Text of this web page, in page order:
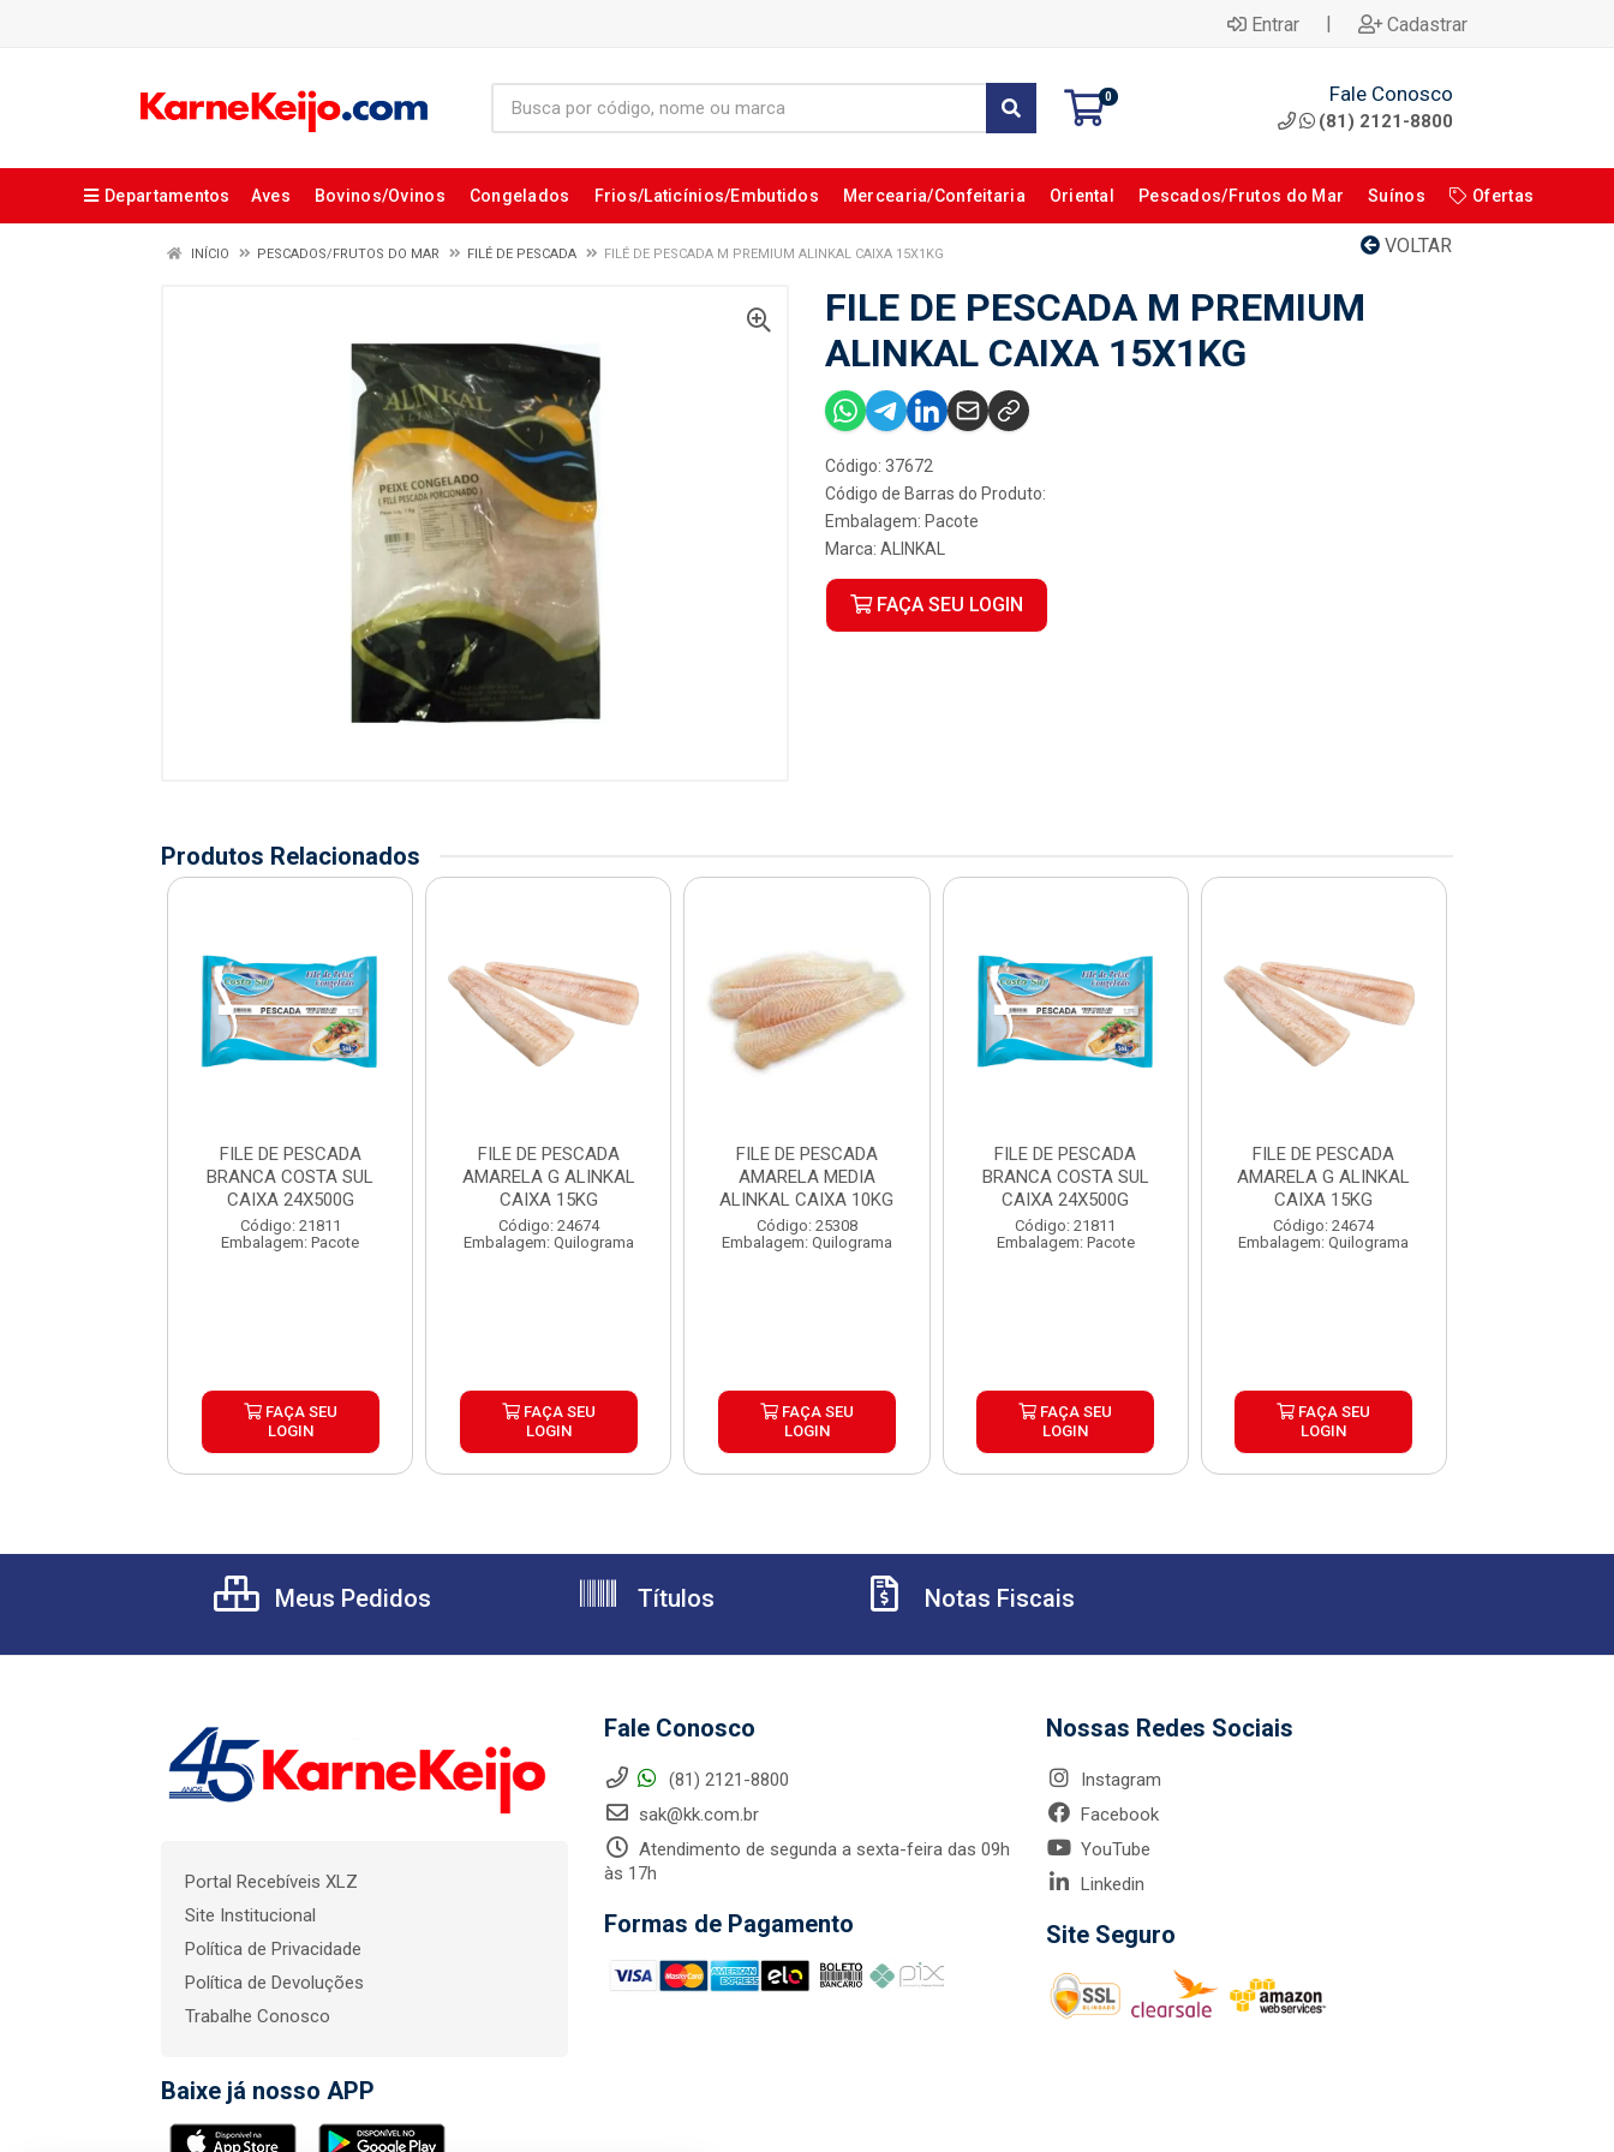
Entrar | Cadastrar
0 Fale Conosco
(81) 2121-8800
Departamentos Aves Bovinos/Ovinos Congelados Frios/Laticínios/Embutidos Mercearia/Confeitaria Oriental Pescados/Frutos do Mar Suínos Ofertas
VOLTAR
INÍCIO PESCADOS/FRUTOS DO MAR FILÉ DE PESCADA FILÉ DE PESCADA M PREMIUM ALINKAL CAIXA 15X1KG
FILE DE PESCADA M PREMIUM
ALINKAL CAIXA 15X1KG
Código: 37672
Código de Barras do Produto:
Embalagem: Pacote
Marca: ALINKAL
FAÇA SEU LOGIN
Produtos Relacionados
FILE DE PESCADA
BRANCA COSTA SUL
CAIXA 24X500G
Código: 21811
Embalagem: Pacote
FAÇA SEU
LOGIN
FILE DE PESCADA
AMARELA G ALINKAL
CAIXA 15KG
Código: 24674
Embalagem: Quilograma
FAÇA SEU
LOGIN
FILE DE PESCADA
AMARELA MEDIA
ALINKAL CAIXA 10KG
Código: 25308
Embalagem: Quilograma
FAÇA SEU
LOGIN
FILE DE PESCADA
BRANCA COSTA SUL
CAIXA 24X500G
Código: 21811
Embalagem: Pacote
FAÇA SEU
LOGIN
FILE DE PESCADA
AMARELA G ALINKAL
CAIXA 15KG
Código: 24674
Embalagem: Quilograma
FAÇA SEU
LOGIN
Meus Pedidos Títulos Notas Fiscais
Portal Recebíveis XLZ
Site Institucional
Política de Privacidade
Política de Devoluções
Trabalhe Conosco
Baixe já nosso APP
Fale Conosco
(81) 2121-8800
sak@kk.com.br
Atendimento de segunda a sexta-feira das 09h
às 17h
Formas de Pagamento
Nossas Redes Sociais
Instagram
Facebook
YouTube
Linkedin
Site Seguro